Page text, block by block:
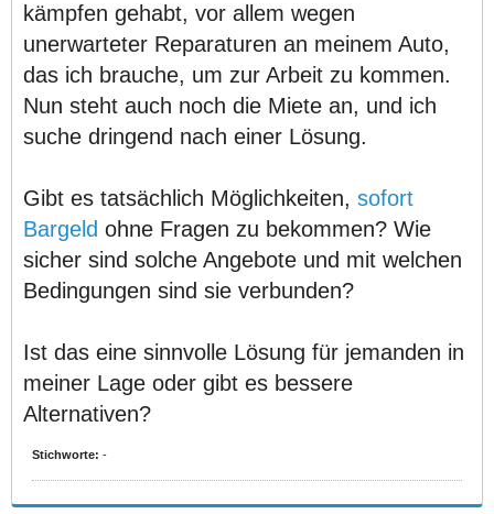
kämpfen gehabt, vor allem wegen
unerwarteter Reparaturen an meinem Auto,
das ich brauche, um zur Arbeit zu kommen.
Nun steht auch noch die Miete an, und ich
suche dringend nach einer Lösung.
Gibt es tatsächlich Möglichkeiten, sofort
Bargeld ohne Fragen zu bekommen? Wie
sicher sind solche Angebote und mit welchen
Bedingungen sind sie verbunden?
Ist das eine sinnvolle Lösung für jemanden in
meiner Lage oder gibt es bessere
Alternativen?
Stichworte: -